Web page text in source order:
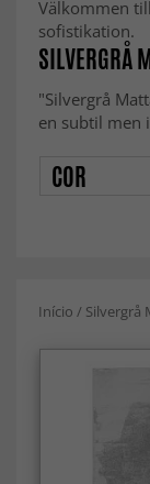
Välkommen
sofistikation.
SILVERGRÅ
"Silvergrå
en subtil men
COR
Início / Silvergrå